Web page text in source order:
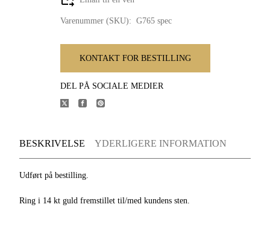
Varenummer (SKU): G765 spec
KONTAKT FOR BESTILLING
DEL PÅ SOCIALE MEDIER
BESKRIVELSE YDERLIGERE INFORMATION
Udført på bestilling.
Ring i 14 kt guld fremstillet til/med kundens sten.